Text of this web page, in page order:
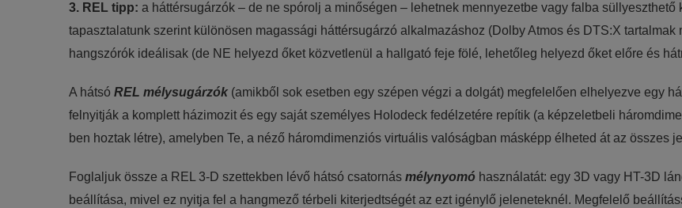
3. REL tipp: a háttérsugárzók – de ne spórolj a minőségen – lehetnek mennyezetbe vagy falba
tapasztalatunk szerint különösen magassági háttérsugárzó alkalmazáshoz (Dolby Atmos és DTS:X
hangszórók ideálisak (de NE helyezd őket közvetlenül a hallgató feje fölé, lehetőleg helyezd őket előre és
A hátsó REL mélysugárzók (amikből sok esetben egy szépen végzi a dolgát) megfelelően elhelyezve egy
felnyitják a komplett házimozit és egy saját személyes Holodeck fedélzetére repítik (a képzeletbeli
ben hoztak létre), amelyben Te, a néző háromdimenziós virtuális valóságban másképp élheted át az összes
Foglaljuk össze a REL 3-D szettekben lévő hátsó csatornás mélynyomó használatát: egy 3D vagy HT-3D
beállítása, mivel ez nyitja fel a hangmező térbeli kiterjedtségét az ezt igénylő jeleneteknél. Megfelelő